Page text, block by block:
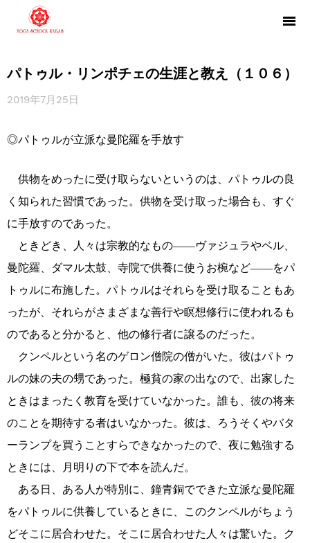
パトゥル・リンポチェの生涯と教え（１０６）
2019年7月25日
◎パトゥルが立派な曼陀羅を手放す
供物をめったに受け取らないというのは、パトゥルの良
く知られた習慣であった。供物を受け取った場合も、すぐ
に手放すのであった。
ときどき、人々は宗教的なもの――ヴァジュラやベル、
曼陀羅、ダマル太鼓、寺院で供養に使うお椀など――をパ
トゥルに布施した。パトゥルはそれらを受け取ることもあ
ったが、それらがさまざまな善行や瞑想修行に使われるも
のであると分かると、他の修行者に譲るのだった。
クンペルという名のゲロン僧院の僧がいた。彼はパトゥ
ルの妹の夫の甥であった。極貧の家の出なので、出家した
ときはまったく教育を受けていなかった。誰も、彼の将来
のことを期待する者はいなかった。彼は、ろうそくやバタ
ーランプを買うことすらできなかったので、夜に勉強する
ときには、月明りの下で本を読んだ。
ある日、ある人が特別に、鐘青銅でできた立派な曼陀羅
をパトゥルに供養しているときに、このクンペルがちょう
どそこに居合わせた。そこに居合わせた人々は驚いた。ク